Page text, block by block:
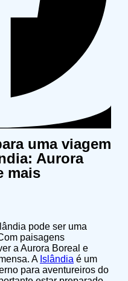
uma viagem
Aurora
mais
pode ser uma
paisagens
a Aurora Boreal e
A Islândia é um
para aventureiros do